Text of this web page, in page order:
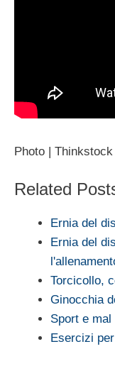
Photo | Thinkstock
Related
Ernia del
Ernia del
Torcicollo,
Ginocchia
Sport e
Esercizi